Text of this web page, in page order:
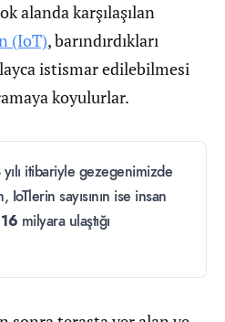
alanda karşılaşılan
(IoT), barındırdıkları
istismar edilebilmesi
koyulurlar.
itibariyle gezegenimizde
sayısının ise insan
16 milyara ulaştığı